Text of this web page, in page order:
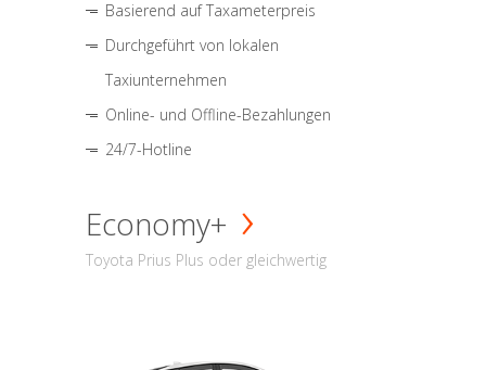
Basierend auf Taxameterpreis
Durchgeführt von lokalen
Taxiunternehmen
Online- und Offline-Bezahlungen
24/7-Hotline
Economy+
Toyota Prius Plus oder gleichwertig